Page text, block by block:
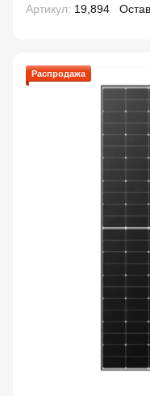
Артикул: 19,894
Распродажа